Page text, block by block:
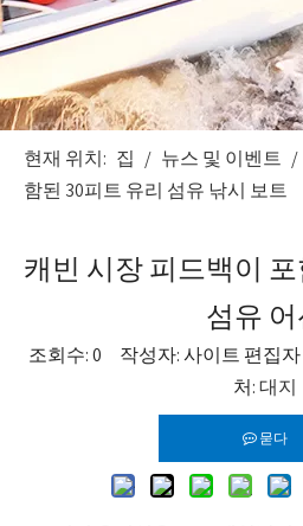
현재 위치: 집 / 뉴스 및 이벤트 /
함된 30피트 유리 섬유 낚시 보트
캐빈 시장 피드백이
섬유 어
조회수:0 작성자: 사이트 편집자
처:대지
묻다